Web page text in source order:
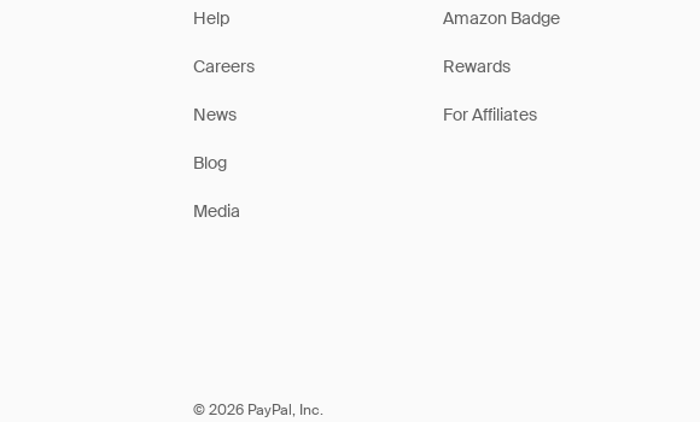
Help
Careers
News
Blog
Media
Amazon Badge
Rewards
For Affiliates
© 2026 PayPal, Inc.